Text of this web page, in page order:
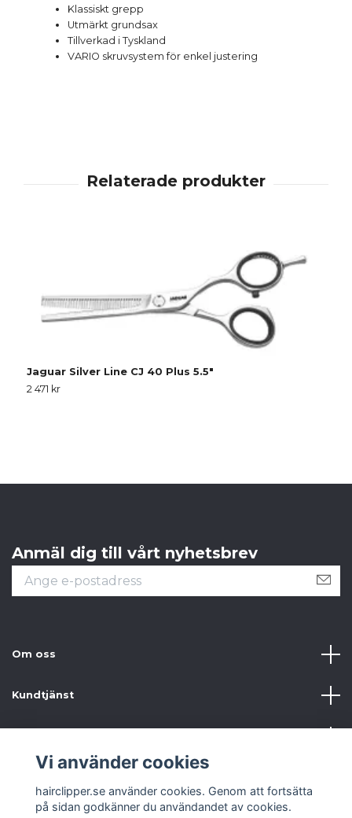
Klassiskt grepp
Utmärkt grundsax
Tillverkad i Tyskland
VARIO skruvsystem för enkel justering
Jaguar Silver Line CJ 40 Plus 5.5"
2 471 kr
Anmäl dig till vårt nyhetsbrev
Om oss
Kundtjänst
Vi använder cookies
hairclipper.se använder cookies. Genom att fortsätta
på sidan godkänner du användandet av cookies.